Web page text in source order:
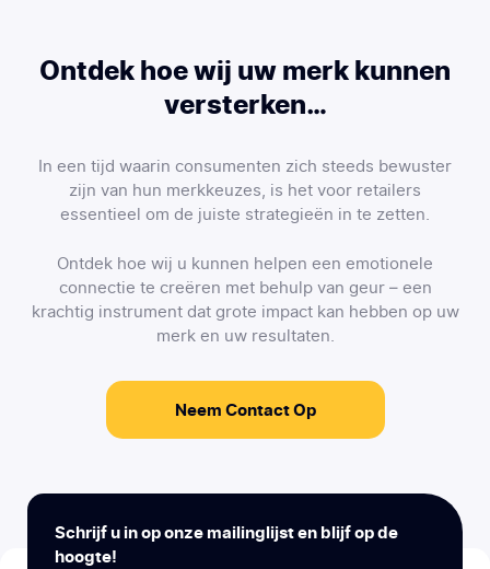
Ontdek hoe wij uw merk kunnen
versterken…
In een tijd waarin consumenten zich steeds bewuster
zijn van hun merkkeuzes, is het voor retailers
essentieel om de juiste strategieën in te zetten.
Ontdek hoe wij u kunnen helpen een emotionele
connectie te creëren met behulp van geur – een
krachtig instrument dat grote impact kan hebben op uw
merk en uw resultaten.
Neem Contact Op
Schrijf u in op onze mailinglijst en blijf op de
hoogte!